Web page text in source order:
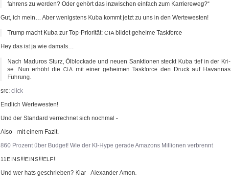
fah­rens zu wer­den? Oder gehört das inzwi­schen ein­fach zum Karriereweg?“
Gut, ich mein… Aber wenigs­tens Kuba kommt jetzt zu uns in den Wertewesten!
Trump macht Kuba zur Top-Priorität: CIAbil­det gehei­me Taskforce
Hey das ist ja wie damals…
Nach Madu­ros Sturz, Ölblo­cka­de und neu­en Sank­tio­nen steckt Kuba tief in der Kri­
se. Nun erhöht die CIAmit einer gehei­men Taskfor­ce den Druck auf Havan­nas
Führung.
src: click
End­lich Wertewesten!
Und der Stan­dard ver­rech­net sich nochmal -
Also - mit einem Fazit.
860 Pro­zent über Bud­get! Wie der KI-Hype gera­de Ama­zons Mil­lio­nen verbrennt
11EINS!!!EINS!!!ELF!
Und wer hats geschrie­ben? Klar - Alex­an­der Amon.